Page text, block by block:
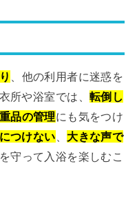
、他の利用者に迷惑を
所や浴室では、 転倒し
品の管理にも気をつけ
つけない
大きな声で
守って入浴を楽しむこ